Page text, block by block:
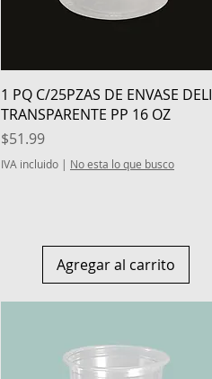
Vista rápida
1 PQ C/25PZAS DE ENVASE DELI
TRANSPARENTE PP 16 OZ
Precio
$51.99
IVA incluido | No esta lo que busco
Agregar al carrito